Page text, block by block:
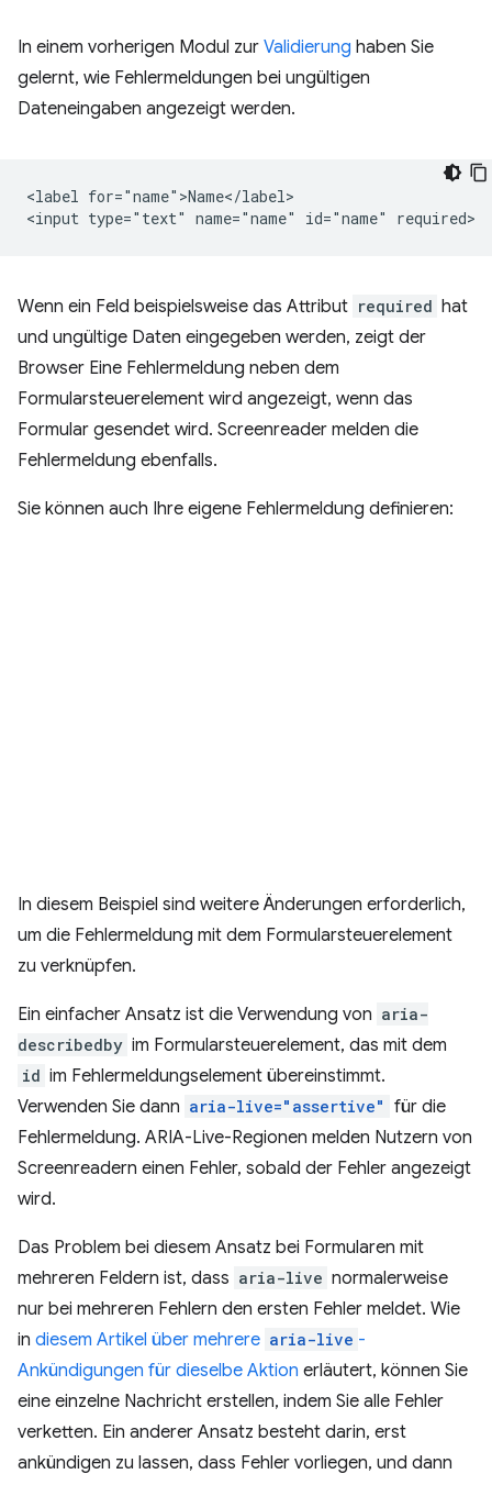
In einem vorherigen Modul zur Validierung haben Sie
gelernt, wie Fehlermeldungen bei ungültigen
Dateneingaben angezeigt werden.
<label for="name">Name</label>
Wenn ein Feld beispielsweise das Attribut required hat
und ungültige Daten eingegeben werden, zeigt der
Browser Eine Fehlermeldung neben dem
Formularsteuerelement wird angezeigt, wenn das
Formular gesendet wird. Screenreader melden die
Fehlermeldung ebenfalls.
Sie können auch Ihre eigene Fehlermeldung definieren:
In diesem Beispiel sind weitere Änderungen erforderlich,
um die Fehlermeldung mit dem Formularsteuerelement
zu verknüpfen.
Ein einfacher Ansatz ist die Verwendung von aria-
describedby im Formularsteuerelement, das mit dem
id im Fehlermeldungselement übereinstimmt.
Verwenden Sie dann aria-live="assertive" für die
Fehlermeldung. ARIA-Live-Regionen melden Nutzern von
Screenreadern einen Fehler, sobald der Fehler angezeigt
wird.
Das Problem bei diesem Ansatz bei Formularen mit
mehreren Feldern ist, dass aria-live normalerweise
nur bei mehreren Fehlern den ersten Fehler meldet. Wie
in diesem Artikel über mehrere aria-live -
Ankündigungen für dieselbe Aktion erläutert, können Sie
eine einzelne Nachricht erstellen, indem Sie alle Fehler
verketten. Ein anderer Ansatz besteht darin, erst
ankündigen zu lassen, dass Fehler vorliegen, und dann